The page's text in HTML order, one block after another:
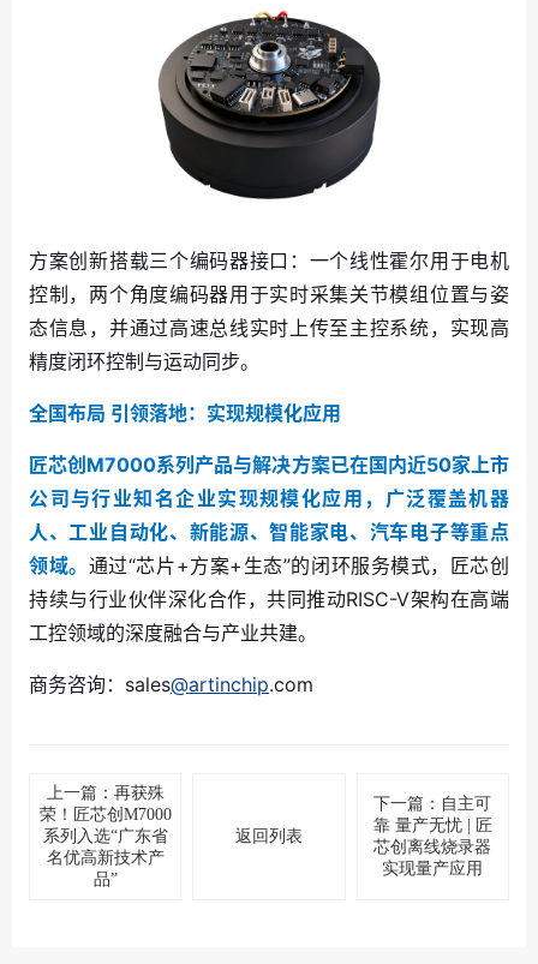
方案创新搭载三个编码器接口：一个线性霍尔用于电机
控制，两个角度编码器用于实时采集关节模组位置与姿
态信息，并通过高速总线实时上传至主控系统，实现高
精度闭环控制与运动同步。
全国布局 引领落地：实现规模化应用
匠芯创M7000系列产品与解决方案已在国内近50家上市
公司与行业知名企业实现规模化应用，广泛覆盖机器
人、工业自动化、新能源、智能家电、汽车电子等重点
领域。 通过“芯片+方案+生态”的闭环服务模式，匠芯创
持续与行业伙伴深化合作，共同推动RISC-V架构在高端
工控领域的深度融合与产业共建。
商务咨询：sales@artinchip.com
上一篇：再获殊
荣！匠芯创M7000
系列入选“广东省
名优高新技术产
品”
返回列表
下一篇：自主可
靠 量产无忧 | 匠
芯创离线烧录器
实现量产应用